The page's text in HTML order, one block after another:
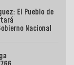
El Pueblo de
Nacional